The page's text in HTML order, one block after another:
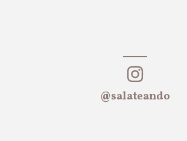
@salateando